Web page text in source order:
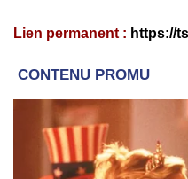
Lien permanent : https://